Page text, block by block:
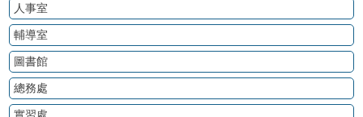
人事室
輔導室
圖書館
總務處
實習處